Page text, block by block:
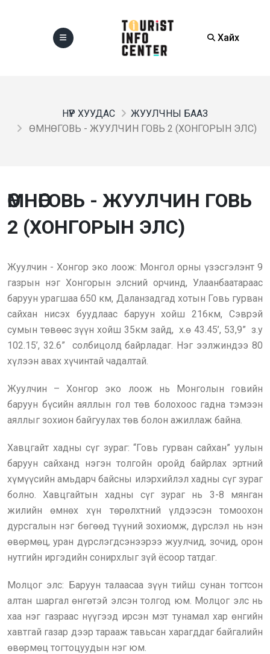
Хайх
НҮҮР ХУУДАС
ЖУУЛЧНЫ БААЗ
ӨМНӨГОВЬ - ЖУУЛЧИН ГОВЬ 2 (ХОНГОРЫН ЭЛС)
ӨМНӨГОВЬ - ЖУУЛЧИН ГОВЬ
2 (ХОНГОРЫН ЭЛС)
Жуулчин - Хонгор эко лоож: Монгол орны үзэсгэлэнт 9
газрын нэг Хонгорын элсний орчинд, Улаанбаатараас
баруун урагшаа 650 км, Даланзадгад хотын Говь гурван
сайхан нисэх буудлаас баруун хойш 216км, Сэврэй
сумын төвөөс зүүн хойш 35км зайд, х.ө 43.45’, 53,9” з.у
102.15’, 32.6” солбицолд байрладаг. Нэг ээлжиндээ 80
хүлээн авах хүчинтай чадалтай.
Жуулчин – Хонгор эко лоож нь Монголын говийн
баруун бүсийн аяллын гол төв болохоос гадна тэмээн
аяллыг зохион байгуулах төв болон ажиллаж байна.
Хавцгайт хадны сүг зураг: “Говь гурван сайхан” уулын
баруун сайханд нэгэн толгойн оройд байрлах эртний
хүмүүсийн амьдарч байсны илэрхийлэл хадны сүг зураг
болно. Хавцгайтын хадны сүг зураг нь 3-8 мянган
жилийн өмнөх хүн төрөлхтний үлдээсэн томоохон
дурсгалын нэг бөгөөд түүний зохиомж, дүрслэл нь нэн
өвөрмөц, уран дүрслэгдсэнээрээ жуулчид, зочид, орон
нутгийн иргэдийн сонирхлыг зүй ёсоор татдаг.
Молцог элс: Баруун талаасаа зүүн тийш сунан тогтсон
алтан шаргал өнгөтэй элсэн толгод юм. Молцог элс нь
хаа нэг газраас нүүгээд ирсэн мэт тунамал хар өнгийн
хавтгай газар дээр тарааж тавьсан харагддаг байгалийн
өвөрмөц тогтоцуудын нэг юм.